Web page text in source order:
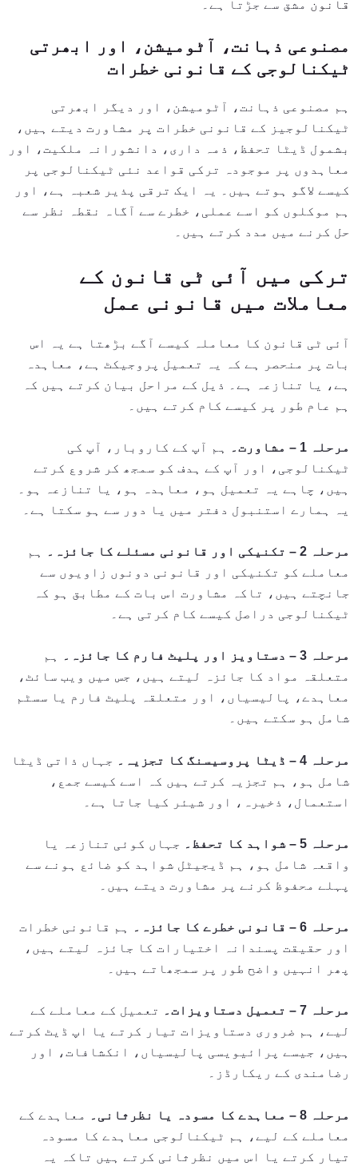
قانون مشق سے جڑتا ہے۔
مصنوعی ذہانت، آٹومیشن، اور ابھرتی
ٹیکنالوجی کے قانونی خطرات
ہم مصنوعی ذہانت، آٹومیشن، اور دیگر ابھرتی
ٹیکنالوجیز کے قانونی خطرات پر مشاورت دیتے ہیں،
بشمول ڈیٹا تحفظ، ذمہ داری، دانشورانہ ملکیت، اور
معاہدوں پر موجودہ ترکی قواعد نئی ٹیکنالوجی پر
کیسے لاگو ہوتے ہیں۔ یہ ایک ترقی پذیر شعبہ ہے، اور
ہم موکلوں کو اسے عملی، خطرے سے آگاہ نقطہ نظر سے
حل کرنے میں مدد کرتے ہیں۔
ترکی میں آئی ٹی قانون کے
معاملات میں قانونی عمل
آئی ٹی قانون کا معاملہ کیسے آگے بڑھتا ہے یہ اس
بات پر منحصر ہے کہ یہ تعمیل پروجیکٹ ہے، معاہدہ
ہے، یا تنازعہ ہے۔ ذیل کے مراحل بیان کرتے ہیں کہ
ہم عام طور پر کیسے کام کرتے ہیں۔
مرحلہ 1 – مشاورت۔
ہم آپ کے کاروبار، آپ کی
ٹیکنالوجی، اور آپ کے ہدف کو سمجھ کر شروع کرتے
ہیں، چاہے یہ تعمیل ہو، معاہدہ ہو، یا تنازعہ ہو۔
یہ ہمارے استنبول دفتر میں یا دور سے ہو سکتا ہے۔
مرحلہ 2 – تکنیکی اور قانونی مسئلے کا جائزہ۔
ہم
معاملے کو تکنیکی اور قانونی دونوں زاویوں سے
جانچتے ہیں، تاکہ مشاورت اس بات کے مطابق ہو کہ
ٹیکنالوجی دراصل کیسے کام کرتی ہے۔
مرحلہ 3 – دستاویز اور پلیٹ فارم کا جائزہ۔
ہم
متعلقہ مواد کا جائزہ لیتے ہیں، جس میں ویب سائٹ،
معاہدے، پالیسیاں، اور متعلقہ پلیٹ فارم یا سسٹم
شامل ہو سکتے ہیں۔
مرحلہ 4 – ڈیٹا پروسیسنگ کا تجزیہ۔
جہاں ذاتی ڈیٹا
شامل ہو، ہم تجزیہ کرتے ہیں کہ اسے کیسے جمع،
استعمال، ذخیرہ، اور شیئر کیا جاتا ہے۔
مرحلہ 5 – شواہد کا تحفظ۔
جہاں کوئی تنازعہ یا
واقعہ شامل ہو، ہم ڈیجیٹل شواہد کو ضائع ہونے سے
پہلے محفوظ کرنے پر مشاورت دیتے ہیں۔
مرحلہ 6 – قانونی خطرے کا جائزہ۔
ہم قانونی خطرات
اور حقیقت پسندانہ اختیارات کا جائزہ لیتے ہیں،
پھر انہیں واضح طور پر سمجھاتے ہیں۔
مرحلہ 7 – تعمیل دستاویزات۔
تعمیل کے معاملے کے
لیے، ہم ضروری دستاویزات تیار کرتے یا اپ ڈیٹ کرتے
ہیں، جیسے پرائیویسی پالیسیاں، انکشافات، اور
رضامندی کے ریکارڈز۔
مرحلہ 8 – معاہدے کا مسودہ یا نظرثانی۔
معاہدے کے
معاملے کے لیے، ہم ٹیکنالوجی معاہدے کا مسودہ
تیار کرتے یا اس میں نظرثانی کرتے ہیں تاکہ یہ